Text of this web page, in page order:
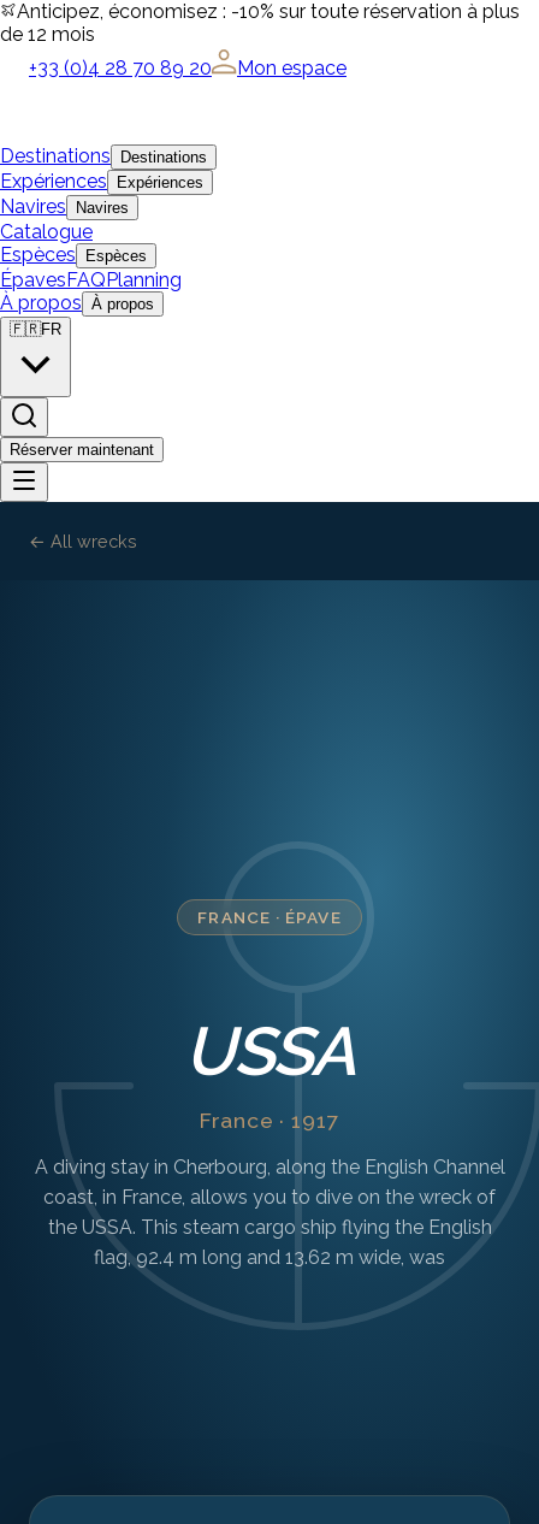
Anticipez, économisez : -10% sur toute réservation à plus
de 12 mois
+33 (0)4 28 70 89 20
Mon espace
Destinations Destinations
Expériences Expériences
Navires Navires
Catalogue
Espèces
Espèces
ÉpavesFAQPlanning
À propos À propos
🇫🇷FR
Réserver maintenant
← All wrecks
FRANCE · ÉPAVE
USSA
France · 1917
A diving stay in Cherbourg, along the English Channel
coast, in France, allows you to dive on the wreck of
the USSA. This steam cargo ship flying the English
flag, 92.4 m long and 13.62 m wide, was